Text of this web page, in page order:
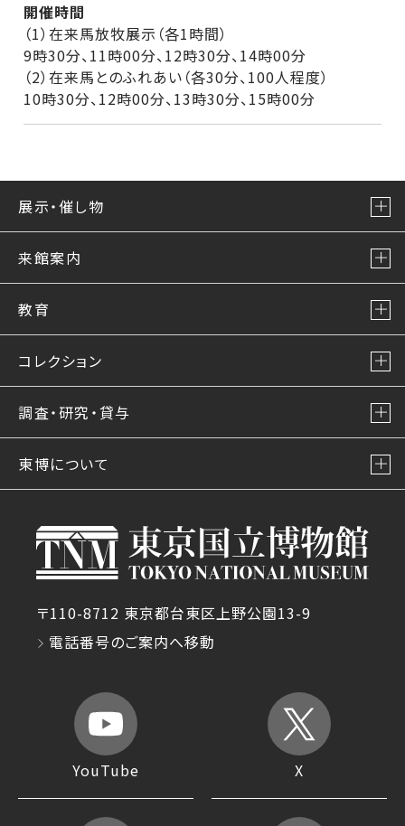
開催時間
（1）在来馬放牧展示（各1時間）
9時30分、11時00分、12時30分、14時00分
（2）在来馬とのふれあい（各30分、100人程度）
10時30分、12時00分、13時30分、15時00分
展示・催し物
来館案内
教育
コレクション
調査・研究・貸与
東博について
〒110-8712 東京都台東区上野公園13-9
電話番号のご案内へ移動
YouTube X